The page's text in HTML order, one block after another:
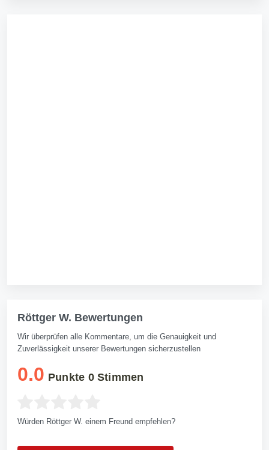
Röttger W. Bewertungen
Wir überprüfen alle Kommentare, um die Genauigkeit und
Zuverlässigkeit unserer Bewertungen sicherzustellen
0.0 Punkte 0Stimmen
Würden Röttger W. einem Freund empfehlen?